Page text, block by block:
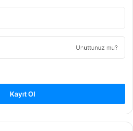
Unuttunuz mu?
Kayıt Ol